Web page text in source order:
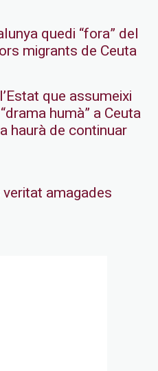
quedi “fora” del
migrants de Ceuta
que assumeixi
humà” a Ceuta
haurà de continuar
amagades